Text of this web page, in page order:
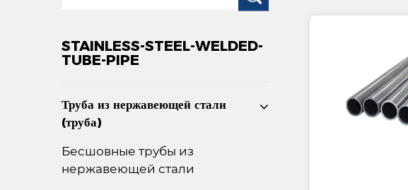
STAINLESS-STEEL-WELDED-
TUBE-PIPE
Труба из нержавеющей стали
(труба)
Бесшовные трубы из
нержавеющей стали